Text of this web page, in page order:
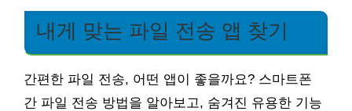
내게 맞는 파일 전송 앱 찾기
간편한 파일 전송, 어떤 앱이 좋을까요? 스마트폰
간 파일 전송 방법을 알아보고, 숨겨진 유용한 기능